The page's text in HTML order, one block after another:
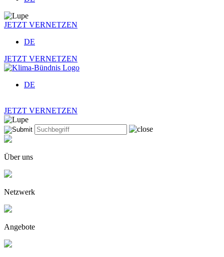
JETZT VERNETZEN
DE
JETZT VERNETZEN
DE
JETZT VERNETZEN
Über uns
Netzwerk
Angebote